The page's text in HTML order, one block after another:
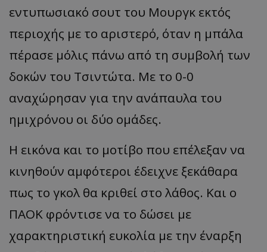
εντυπωσιακό σουτ του Μουργκ εκτός
περιοχής με το αριστερό, όταν η μπάλα
πέρασε μόλις πάνω από τη συμβολή των
δοκών του Τσιντώτα. Με το 0-0
αναχώρησαν για την ανάπαυλα του
ημιχρόνου οι δύο ομάδες.
Η εικόνα και το μοτίβο που επέλεξαν να
κινηθούν αμφότεροι έδειχνε ξεκάθαρα
πως το γκολ θα κριθεί στο λάθος. Και ο
ΠΑΟΚ φρόντισε να το δώσει με
χαρακτηριστική ευκολία με την έναρξη